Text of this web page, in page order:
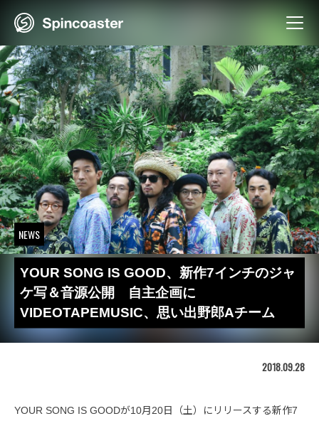
NEWS
YOUR SONG IS GOOD、新作7インチのジャ
ケ写＆音源公開 自主企画に
VIDEOTAPEMUSIC、思い出野郎Aチーム
2018.09.28
YOUR SONG IS GOODが10月20日（土）にリリースする新作7